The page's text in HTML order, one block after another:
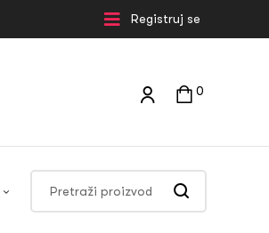
Registruj se
0